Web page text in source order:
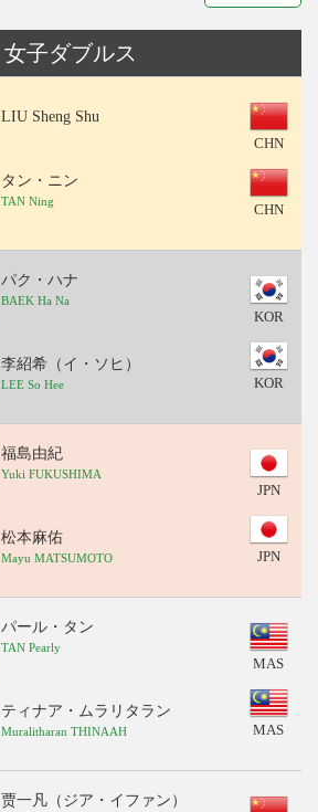
女子ダブルス
LIU Sheng Shu
タン・ニン
TAN Ning
CHN
CHN
パク・ハナ
BAEK Ha Na
李紹希（イ・ソヒ）
LEE So Hee
KOR
KOR
福島由紀
Yuki FUKUSHIMA
松本麻佑
Mayu MATSUMOTO
JPN
JPN
パール・タン
TAN Pearly
ティナア・ムラリタラン
Muralitharan THINAAH
MAS
MAS
贾一凡（ジア・イファン）